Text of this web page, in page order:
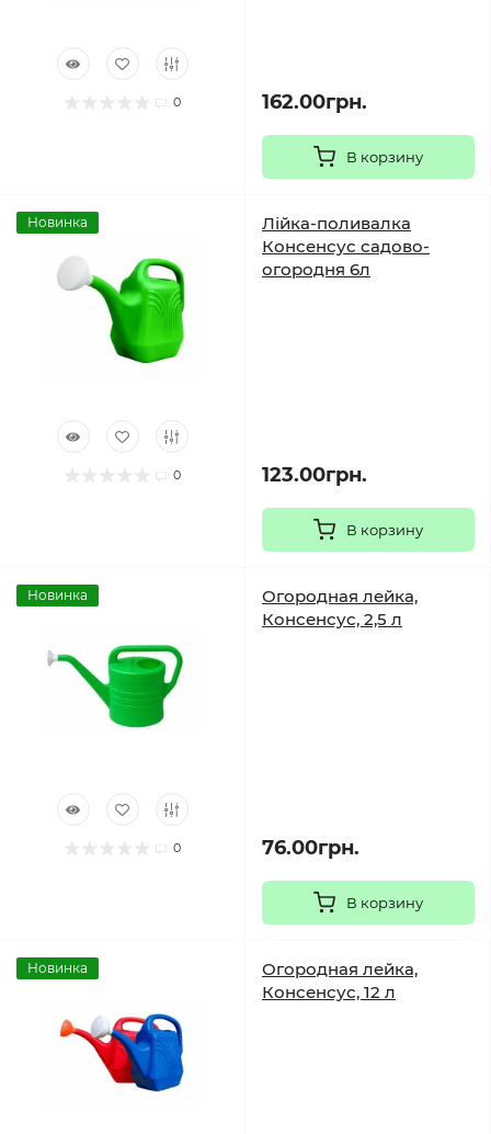
0 162.00грн.
В корзину
Новинка
0
Лійка-поливалка
Консенсус садово-
огородня 6л
123.00грн.
В корзину
Новинка
0
Огородная лейка,
Консенсус, 2,5 л
76.00грн.
В корзину
Новинка
Огородная лейка,
Консенсус, 12 л